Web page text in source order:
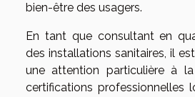
bien-être des usagers.
En tant que consultant en
des installations sanitaires, il
une attention particulière à
certifications professionnelles